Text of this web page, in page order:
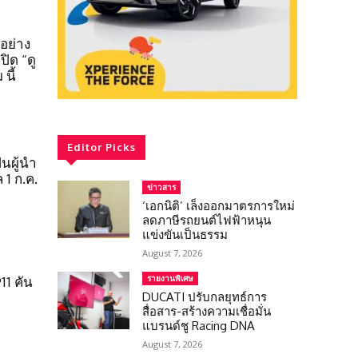
ย่าง
ด “ดู
นี้
นผู้นำ
ก.ค.
คัน
Editor Picks
ข่าวสาร
‘เอกนิติ’ เล็งออกมาตรการใหม่
ลดภาษีรถยนต์ไฟฟ้าหนุน
แข่งขันเป็นธรรม
August 7, 2026
รายงานพิเศษ
DUCATI ปรับกลยุทธ์การ
สื่อสาร-สร้างความเชื่อมั่น
แบรนด์ชู Racing DNA
August 7, 2026